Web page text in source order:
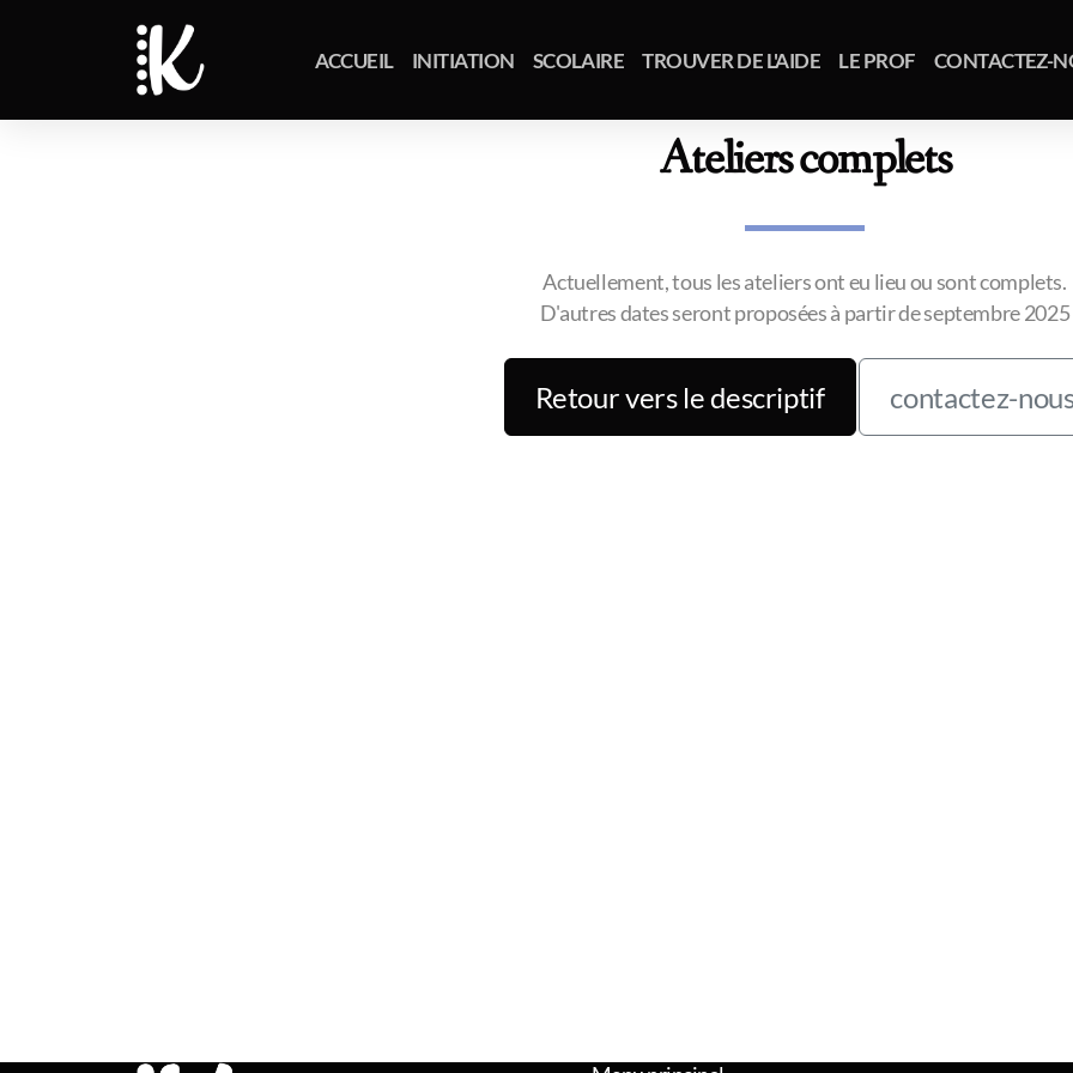
ACCUEIL INITIATION SCOLAIRE TROUVER DE L'AIDE LE PROF CONTACTEZ-
Ateliers complets
Actuellement, tous les ateliers ont eu lieu ou sont complets.
D'autres dates seront proposées à partir de septembre 2025
Retour vers le descriptif contactez-